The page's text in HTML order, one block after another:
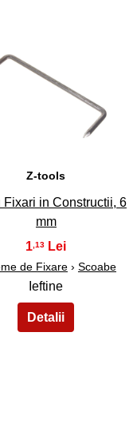
Z-tools
Fixari in Constructii, 6
mm
1 ,13
de Fixare› Scoabe
Ieftine